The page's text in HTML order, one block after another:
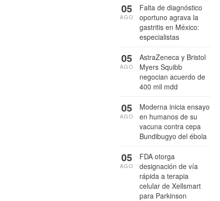
Falta de diagnóstico
oportuno agrava la
gastritis en México:
especialistas
05
AGO
AstraZeneca y Bristol
Myers Squibb
negocian acuerdo de
400 mil mdd
05
AGO
Moderna inicia ensayo
en humanos de su
vacuna contra cepa
Bundibugyo del ébola
05
AGO
FDA otorga
designación de vía
rápida a terapia
celular de Xellsmart
para Parkinson
05
AGO